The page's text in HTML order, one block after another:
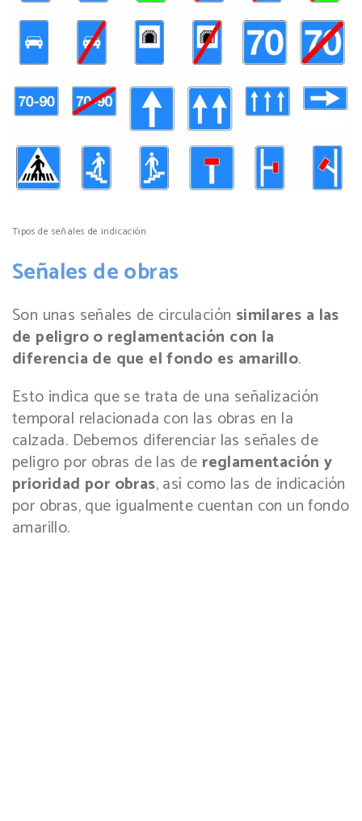
Tipos de señales de indicación
Señales de obras
Son unas señales de circulación similares a las
de peligro o reglamentación con la
diferencia de que el fondo es amarillo.
Esto indica que se trata de una señalización
temporal relacionada con las obras en la
calzada. Debemos diferenciar las señales de
peligro por obras de las de reglamentación y
prioridad por obras, así como las de indicación
por obras, que igualmente cuentan con un fondo
amarillo.